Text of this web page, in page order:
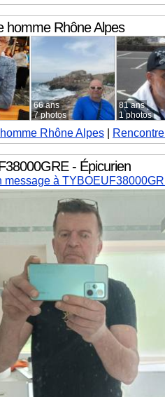
hommeRhône Alpes
66 ans
7 photos
81 ans
1 photos
Rhône Alpes
- Épicurien
message à